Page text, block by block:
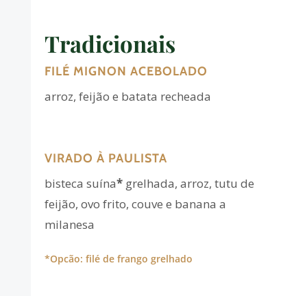
Tradicionais
FILÉ MIGNON ACEBOLADO
arroz, feijão e batata recheada
VIRADO À PAULISTA
bisteca suína*grelhada, arroz, tutu de
feijão, ovo frito, couve e banana a
milanesa
*Opcão: filé de frango grelhado